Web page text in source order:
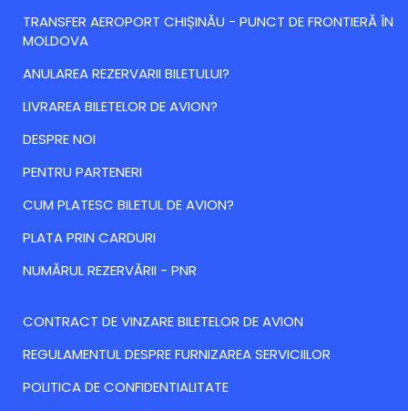
TRANSFER AEROPORT CHIȘINĂU - PUNCT DE FRONTIERĂ ÎN
MOLDOVA
ANULAREA REZERVARII BILETULUI?
LIVRAREA BILETELOR DE AVION?
DESPRE NOI
PENTRU PARTENERI
CUM PLATESC BILETUL DE AVION?
PLATA PRIN CARDURI
NUMĂRUL REZERVĂRII - PNR
CONTRACT DE VINZARE BILETELOR DE AVION
REGULAMENTUL DESPRE FURNIZAREA SERVICIILOR
POLITICA DE CONFIDENTIALITATE